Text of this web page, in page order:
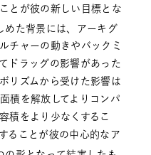
とが彼の新しい目標とな
めた背景には、アーキグ
チャーの動きやバックミ
ドラッグの影響があった
リズムから受けた影響は
積を解放してよりコンパ
積をより少なくするこ
ることが彼の中心的なア